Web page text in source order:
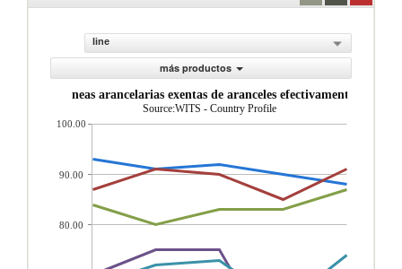
line
más productos
n de l neas arancelarias exentas de aranceles efectivamente
Source:WITS - Country Profile
100.00
90.00
80.00